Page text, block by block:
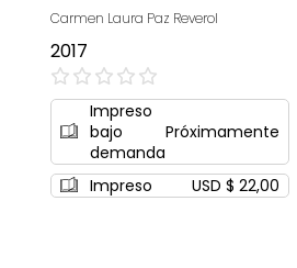
Carmen Laura Paz Reverol
2017
0%
Impreso
bajo
demanda
Próximamente
Impreso USD $ 22,00